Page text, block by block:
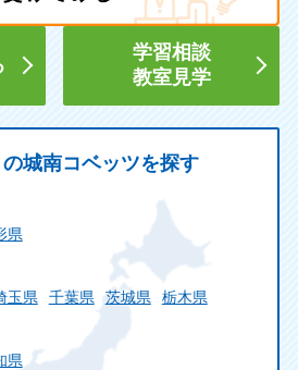
学習相談
教室見学
城南コベッツを探す
県
玉県 千葉県 茨城県
栃木県
県